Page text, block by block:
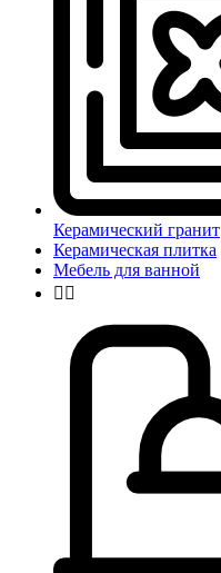
Керамический гранит
Керамическая плитка
Мебель для ванной
 